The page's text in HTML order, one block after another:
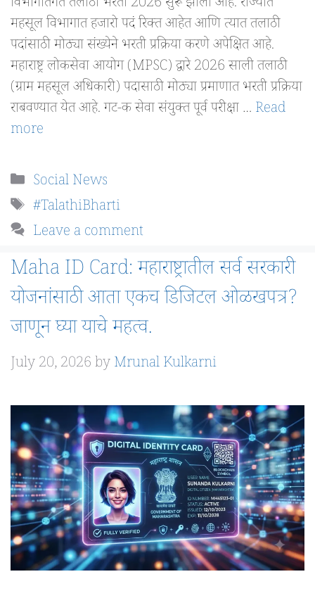
महसूल विभागात हजारो पदं रिक्त आहेत आणि त्यात तलाठी
पदांसाठी मोठ्या संख्येने भरती प्रक्रिया करणे अपेक्षित आहे.
महाराष्ट्र लोकसेवा आयोग (MPSC) द्वारे 2026 साली तलाठी
(ग्राम महसूल अधिकारी) पदासाठी मोठ्या प्रमाणात भरती प्रक्रिया
राबवण्यात येत आहे. गट-क सेवा संयुक्त पूर्व परीक्षा … Read
more
Categories
Social News
Tags
#TalathiBharti
Leave a comment
Maha ID Card: महाराष्ट्रातील सर्व सरकारी
योजनांसाठी आता एकच डिजिटल ओळखपत्र?
जाणून घ्या याचे महत्व.
July 20, 2026byMrunal Kulkarni